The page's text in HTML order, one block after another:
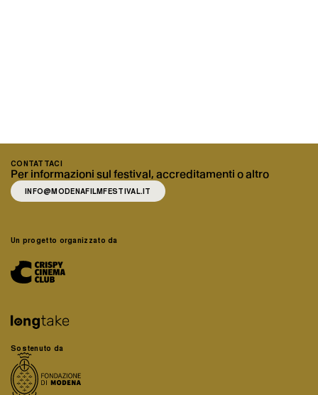
CONTATTACI
Per informazioni sul festival, accreditamenti o altro
INFO@MODENAFILMFESTIVAL.IT
Un progetto organizzato da
Sostenuto da